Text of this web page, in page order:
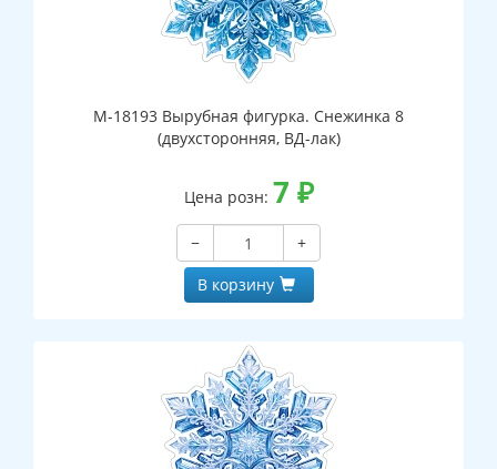
М-18193 Вырубная фигурка. Снежинка 8
(двухсторонняя, ВД-лак)
Цена розн: 7 ₽
−
+
В корзину